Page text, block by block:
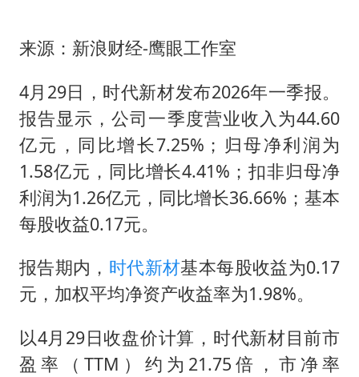
媒体：“内容由AI生成”不是免责盾牌
多个明星演唱会取消
西贝创始人贾国龙押注鲜羊赛道
女儿为争财产堵门阻挠父亲出殡
人民的健康、体质、幸福一脉相承
来源：新浪财经-鹰眼工作室
4月29日，时代新材发布2026年一季报。
报告显示，公司一季度营业收入为44.60
亿元，同比增长7.25%；归母净利润为
1.58亿元，同比增长4.41%；扣非归母净
利润为1.26亿元，同比增长36.66%；基本
每股收益0.17元。
报告期内， 时代新材基本每股收益为0.17
元，加权平均净资产收益率为1.98%。
以4月29日收盘价计算，时代新材目前市
盈率（TTM）约为21.75倍，市净率